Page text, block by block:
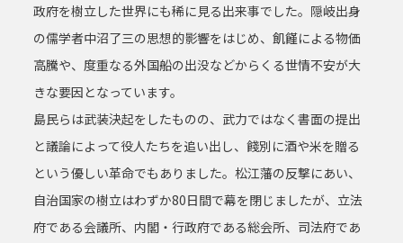
政府を樹立した世界にも稀に見る出来事でした。隠岐出身
の儒学者中沼了三の思想的影響をはじめ、飢饉による物価
高騰や、度重なる外国船の出没などからくる世情不安が大
きな要因となっています。
島民らは武装決起をしたものの、武力ではなく書面の提出
と議論によって役人たちを追い出し、餞別に酒や米を贈る
という優しい革命でもありました。松江藩の反撃にあい、
自治国家の樹立はわずか80日間で幕を閉じましたが、立法
府である会議所、内閣・行政府である総会所、司法府であ